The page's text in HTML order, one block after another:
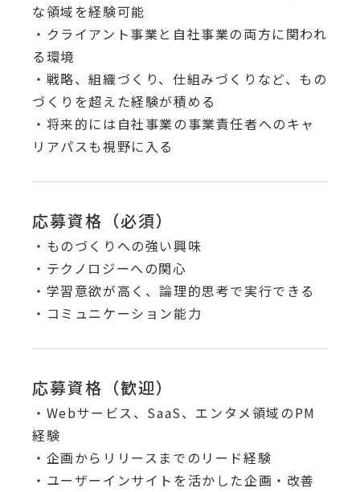
な領域を経験可能
・クライアント事業と自社事業の両方に関われ
る環境
・戦略、組織づくり、仕組みづくりなど、もの
づくりを超えた経験が積める
・将来的には自社事業の事業責任者へのキャ
リアパスも視野に入る
応募資格（必須）
・ものづくりへの強い興味
・テクノロジーへの関心
・学習意欲が高く、論理的思考で実行できる
・コミュニケーション能力
応募資格（歓迎）
・Webサービス、SaaS、エンタメ領域のPM
経験
・企画からリリースまでのリード経験
・ユーザーインサイトを活かした企画・改善